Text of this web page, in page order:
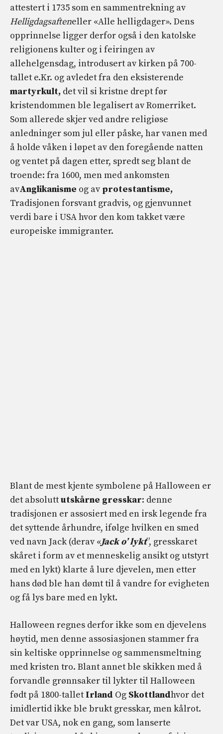
attestert i 1735 som en sammentrekning av
Helligdagsafteneller «Alle helligdager». Dens
opprinnelse ligger derfor også i den katolske
religionens kulter og i feiringen av
allehelgensdag, introdusert av kirken på 700-
tallet e.Kr. og avledet fra den eksisterende
martyrkult, det vil si kristne drept før
kristendommen ble legalisert av Romerriket.
Som allerede skjer ved andre religiøse
anledninger som jul eller påske, har vanen med
å holde våken i løpet av den foregående natten
og ventet på dagen etter, spredt seg blant de
troende: fra 1600, men med ankomsten
avAnglikanisme og av protestantisme,
Tradisjonen forsvant gradvis, og gjenvunnet
verdi bare i USA hvor den kom takket være
europeiske immigranter.
Blant de mest kjente symbolene på Halloween er
det absoluttutskårne gresskar: denne
tradisjonen er assosiert med en irsk legende fra
det syttende århundre, ifølge hvilken en smed
ved navn Jack (derav «Jacko’ lykt”, gresskaret
skåret i form av et menneskelig ansikt og utstyrt
med en lykt) klarte å lure djevelen, men etter
hans død ble han dømt til å vandre for evigheten
og få lys bare med en lykt.
Halloween regnes derfor ikke som en djevelens
høytid, men denne assosiasjonen stammer fra
sin keltiske opprinnelse og sammensmeltning
med kristen tro. Blant annet ble skikken med å
forvandle grønnsaker til lykter til Halloween
født på 1800-tallet Irland Og Skottlandhvor det
imidlertid ikke ble brukt gresskar, men kålrot.
Det var USA, nok en gang, som lanserte